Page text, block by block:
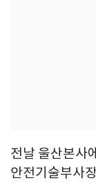
전날 울산본사
안전기술부사